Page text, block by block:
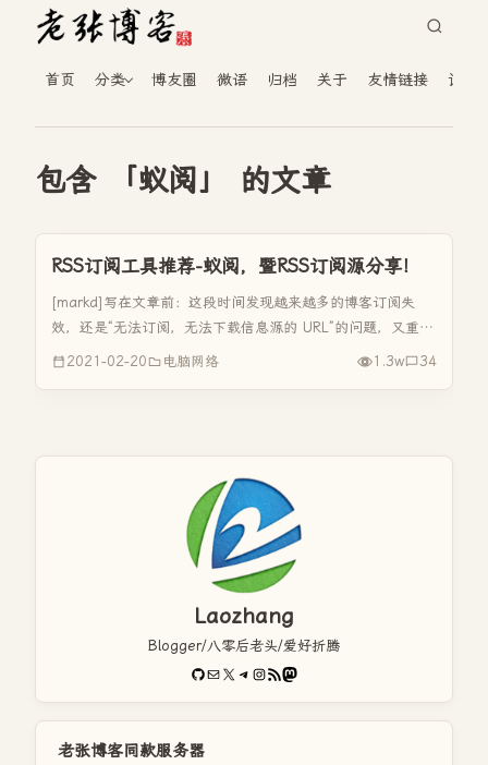
首页 分类 博友圈 微语 归档 关于 友情链接 读者
包含 「蚁阅」 的文章
RSS订阅工具推荐-蚁阅，暨RSS订阅源分享！
[markd]写在文章前：这段时间发现越来越多的博客订阅失
效，还是“无法订阅，无法下载信息源的 URL”的问题，又重新
安装了miniflux、freshrss再进行折腾，也是同样问题。但是
2021-02-20 电脑网络 1.3w 34
Laozhang
Blogger/八零后老头/爱好折腾
GitHub
电子邮件X Telegram
Instagram
RSS FeedMastodon
老张博客同款服务器